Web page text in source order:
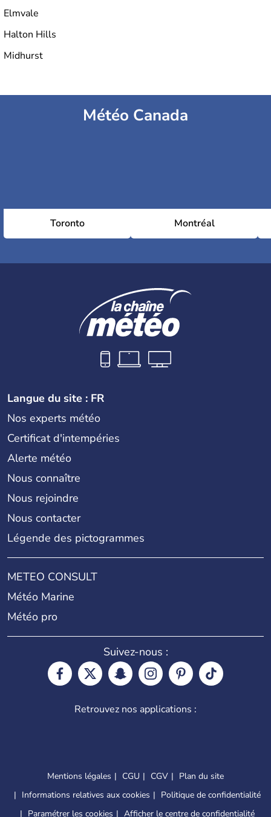
Elmvale
Halton Hills
Midhurst
Météo Canada
Toronto Montréal
Langue du site : FR
Nos experts météo
Certificat d'intempéries
Alerte météo
Nous connaître
Nous rejoindre
Nous contacter
Légende des pictogrammes
METEO CONSULT
Météo Marine
Météo pro
Suivez-nous :
Retrouvez nos applications :
Mentions légales CGU CGV
Plan du site
Informations relatives aux cookies
Politique de confidentialité
Paramétrer les cookies
Afficher le centre de confidentialité